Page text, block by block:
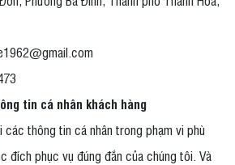
tin cá nhân khách hàng
thông tin cá nhân trong phạm vi phù
đích phục vụ đúng đắn của chúng tôi. Và